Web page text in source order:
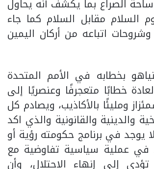
الصراع بما يكشف أنه يحاول
مقابل السلام كما جاء
اتباعه من أركان اليمين
بخطابه في الأمم المتحدة
خطابًا متعجرفًا وعنصريًا إلى
ومليئًا بالأكاذيب، ويصادم كل
والدينية والقانونية والذي اكد
يوجد في برنامج حكومته رؤية أو
في عملية سياسية تفاوضية مع
تؤدي إلى إنهاء الاحتلال، وأن